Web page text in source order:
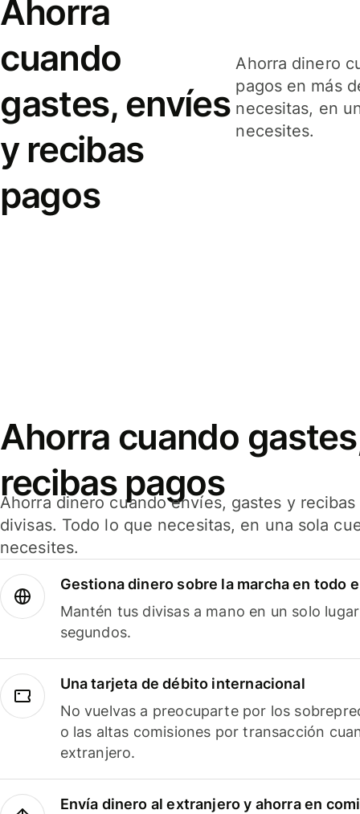
Ahorra
cuando
gastes, envíes
y recibas
pagos
Ahorra dinero
pagos en más
necesitas, en
necesites.
Ahorra cuando
recibas pagos
Ahorra dinero cuando envíes, gastes y
divisas. Todo lo que necesitas, en una sola
necesites.
Gestiona dinero sobre la marcha en todo
Mantén tus divisas a mano en un solo
segundos.
Una tarjeta de débito internacional
No vuelvas a preocuparte por los
o las altas comisiones por transacción
extranjero.
Envía dinero al extranjero y ahorra en